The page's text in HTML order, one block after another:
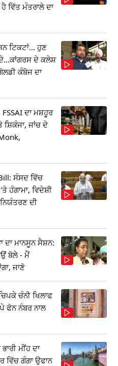
ਵਿੱਤ ਮੰਤਰਾਲੇ ਦਾ
ਟਿਕਟਾਂ... ਹੁਣ
ਦੇ ਕਲੇਸ਼
ਕੰਬੋਜ ਦਾ
FSSAI ਦਾ ਮਸ਼ਹੂਰ
ਸ਼ਿਕੰਜਾ, ਜਾਂਚ ਦੇ
ਸੰਸਦ ਵਿੱਚ
ਹੰਗਾਮਾ, ਵਿਦੇਸ਼ੀ
ਦੀ
ਦਾ ਮਾਨਸੂਨ ਸੈਸ਼ਨ:
ਬੋਲੇ - ਮੈਂ
ਜਾਣੋ
ਚੰਨੀ ਖਿਲਾਫ
ਫੋਨ ਨੰਬਰ ਨਾਲ
ਮੀਂਹ ਦਾ
ਵਿੱਚ ਗੰਗਾ ਉਫਾਨ